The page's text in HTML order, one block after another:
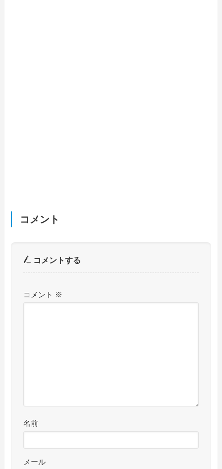
コメント
コメントする
コメント ※
名前
メール